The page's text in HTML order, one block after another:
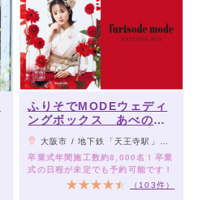
ふりそでMODEウェディ
ングボックス あべのキ
ューズモール店
大阪市 / 地下鉄「天王寺駅」「阿倍野駅」直結、JR「天王寺駅」南口より徒歩3分、近鉄「大阪阿部野橋駅」西改札より徒歩3分
卒業式年間施工数約8,000名！卒業
式の日程が未定でも予約可能です！
（103件）